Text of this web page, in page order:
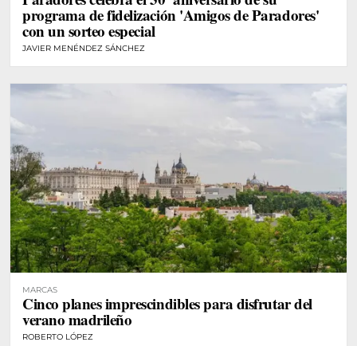
programa de fidelización 'Amigos de Paradores'
con un sorteo especial
JAVIER MENÉNDEZ SÁNCHEZ
MARCAS
Cinco planes imprescindibles para disfrutar del
verano madrileño
ROBERTO LÓPEZ